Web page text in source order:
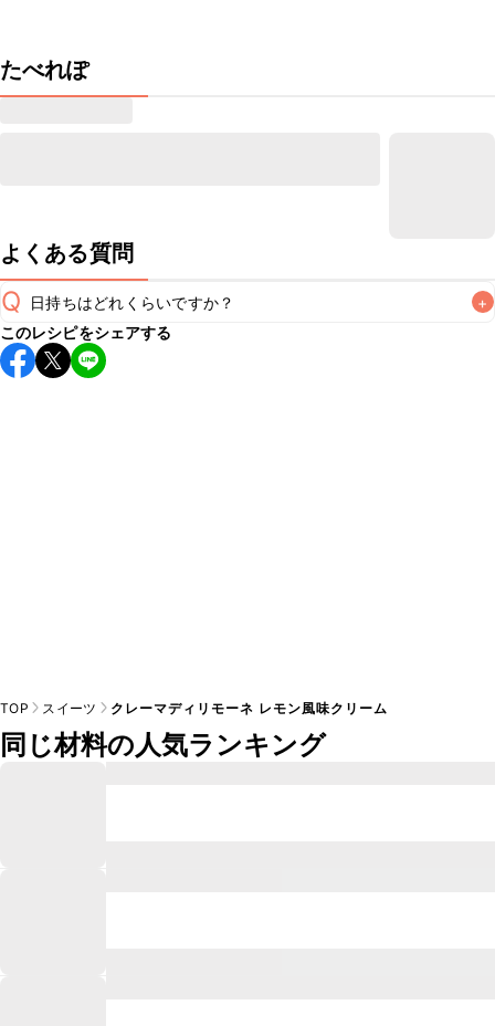
たべれぽ
よくある質問
Q 日持ちはどれくらいですか？ +
保存期間は冷蔵で翌日中が目安です。なるべくお早めにお召
し上がりください。
このレシピをシェアする
TOP スイーツ クレーマディリモーネ レモン風味クリーム
同じ材料の人気ランキング